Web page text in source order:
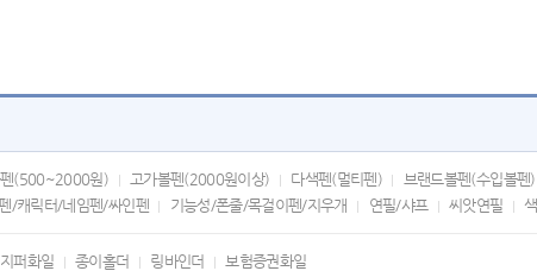
펜(500~2000원) 고가볼펜(2000원이상) 다색펜(멀티펜) 브랜드볼펜(수입볼펜)
/캐릭터/네임펜/싸인펜 기능성/폰줄/목걸이펜/지우개 연필/샤프 씨앗연필
지퍼화일 종이홀더 링바인더 보험증권화일